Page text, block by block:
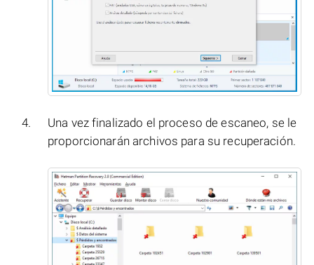
Una vez finalizado el proceso de escaneo, se le
proporcionarán archivos para su recuperación.